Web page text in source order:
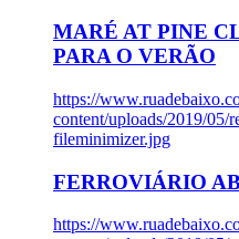
MARÉ AT PINE
PARA O VERÃO
https://
content/uploads/2019/05/
fileminimizer.jpg
FERROVIÁRIO
https://